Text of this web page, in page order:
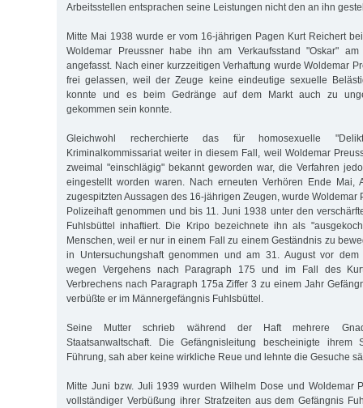
Arbeitsstellen entsprachen seine Leistungen nicht den an ihn
Mitte Mai 1938 wurde er vom 16-jährigen Pagen Kurt Reichert
Woldemar Preussner habe ihn am Verkaufsstand "Oskar" am
angefasst. Nach einer kurzzeitigen Verhaftung wurde Woldemar
frei gelassen, weil der Zeuge keine eindeutige sexuelle
konnte und es beim Gedränge auf dem Markt auch zu
gekommen sein konnte.
Gleichwohl recherchierte das für homosexuelle
Kriminalkommissariat weiter in diesem Fall, weil Woldemar
zweimal "einschlägig" bekannt geworden war, die Verfahren
eingestellt worden waren. Nach erneuten Verhören Ende Mai,
zugespitzten Aussagen des 16-jährigen Zeugen, wurde Woldemar
Polizeihaft genommen und bis 11. Juni 1938 unter den
Fuhlsbüttel inhaftiert. Die Kripo bezeichnete ihn als
Menschen, weil er nur in einem Fall zu einem Geständnis zu
in Untersuchungshaft genommen und am 31. August vor dem
wegen Vergehens nach Paragraph 175 und im Fall des
Verbrechens nach Paragraph 175a Ziffer 3 zu einem Jahr
verbüßte er im Männergefängnis Fuhlsbüttel.
Seine Mutter schrieb während der Haft mehrere
Staatsanwaltschaft. Die Gefängnisleitung bescheinigte
Führung, sah aber keine wirkliche Reue und lehnte die Gesuche
Mitte Juni bzw. Juli 1939 wurden Wilhelm Dose und Woldemar
vollständiger Verbüßung ihrer Strafzeiten aus dem Gefängnis